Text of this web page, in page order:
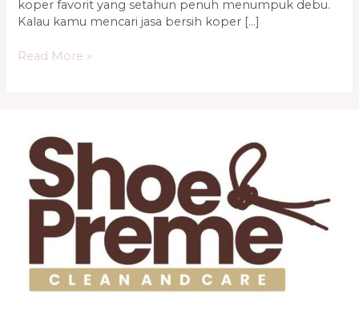
koper favorit yang setahun penuh menumpuk debu.
Kalau kamu mencari jasa bersih koper […]
Read More »